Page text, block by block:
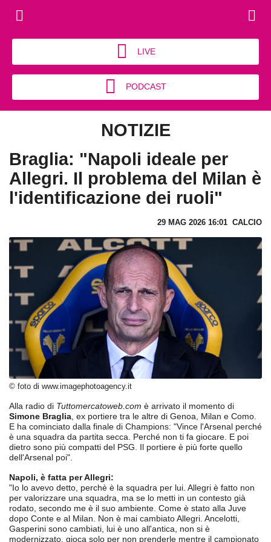
LIVE
PODCAST
NOTIZIE
Braglia: "Napoli ideale per
Allegri. Il problema del Milan è
l'identificazione dei ruoli"
29 MAG 2026 16:01 CALCIO
© foto di www.imagephotoagency.it
Alla radio di Tuttomercatoweb.com è arrivato il momento di
Simone Braglia, ex portiere tra le altre di Genoa, Milan e Como.
E ha cominciato dalla finale di Champions: "Vince l'Arsenal perché
è una squadra da partita secca. Perché non ti fa giocare. E poi
dietro sono più compatti del PSG. Il portiere è più forte quello
dell'Arsenal poi".
Napoli, è fatta per Allegri:
"Io lo avevo detto, perchè è la squadra per lui. Allegri è fatto non
per valorizzare una squadra, ma se lo metti in un contesto già
rodato, secondo me è il suo ambiente. Come è stato alla Juve
dopo Conte e al Milan. Non è mai cambiato Allegri. Ancelotti,
Gasperini sono cambiati, lui è uno all'antica, non si è
modernizzato, gioca solo per non prenderle mentre il campionato